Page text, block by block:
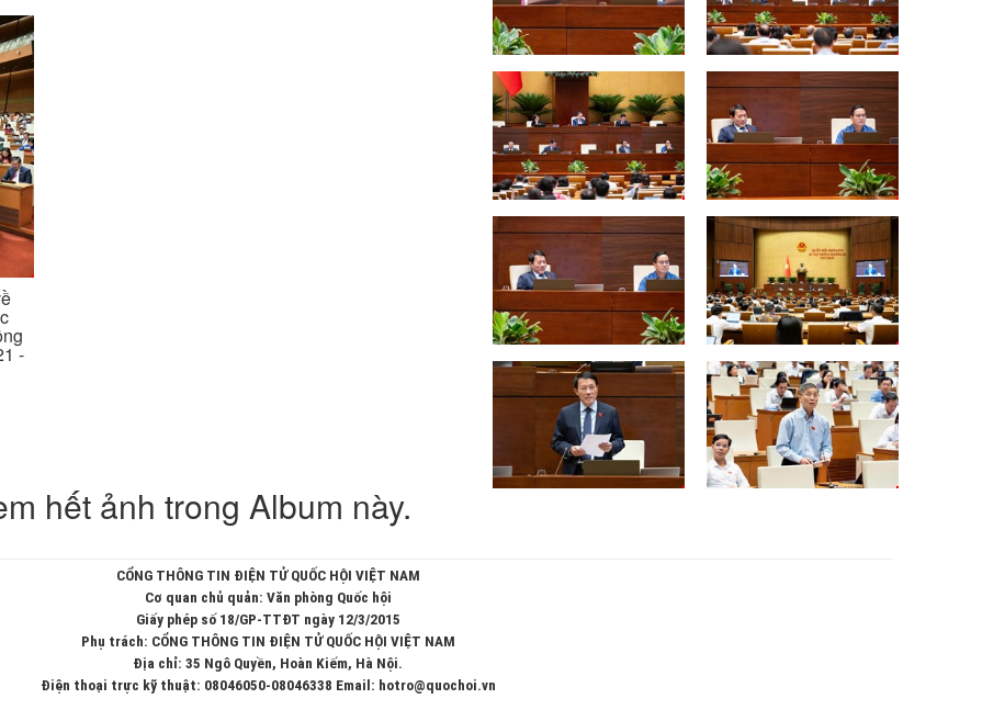
-
hết ảnh trong Album này.
CỔNG THÔNG TIN ĐIỆN TỬ QUỐC HỘI VIỆT NAM
Cơ quan chủ quản: Văn phòng Quốc hội
Giấy phép số 18/GP-TTĐT ngày 12/3/2015
Phụ trách: CỔNG THÔNG TIN ĐIỆN TỬ QUỐC HỘI VIỆT NAM
Địa chỉ: 35 Ngô Quyền, Hoàn Kiếm, Hà Nội.
Điện thoại trực kỹ thuật: 08046050-08046338 Email: hotro@quochoi.vn